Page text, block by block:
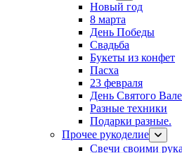
Новый год
8 марта
День Победы
Свадьба
Букеты из конфет
Пасха
23 февраля
День Святого
Разные техники
Подарки разные.
Прочее рукоделие
Свечи своими